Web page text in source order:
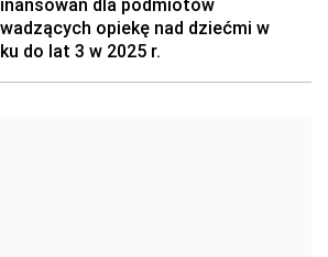
dla podmiotów
opiekę nad dziećmi w
do lat 3 w 2025 r.